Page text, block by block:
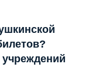
учреждений